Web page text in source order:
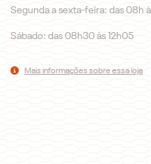
Segunda a sexta-feira: das 08h
Sábado: das 08h30 às 12h05
Mais informações sobre essa loja